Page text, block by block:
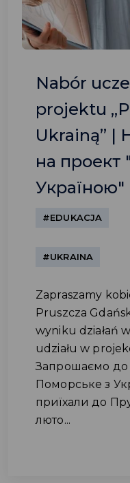
Nabór
projektu
Ukrainą” |
на проект
Україною"
#EDUKACJA
#UKRAINA
Zapraszamy
Pruszcza
wyniku działań
udziału w
Запрошаємо до
Поморське з
приїхали до
люто...